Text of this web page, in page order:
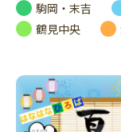
駒岡・末吉
鶴見中央